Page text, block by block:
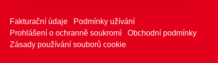
Fakturační údaje
Podmínky užívání
Prohlášení o ochranně soukromí
Obchodní podmínky
Zásady používání souborů cookie